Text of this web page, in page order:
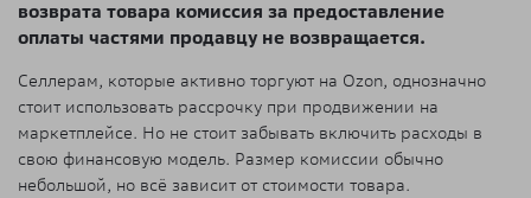
возврата товара комиссия за предоставление
оплаты частями продавцу не возвращается.
Селлерам, которые активно торгуют на Ozon, однозначно
стоит использовать рассрочку при продвижении на
маркетплейсе. Но не стоит забывать включить расходы в
свою финансовую модель. Размер комиссии обычно
небольшой, но всё зависит от стоимости товара.